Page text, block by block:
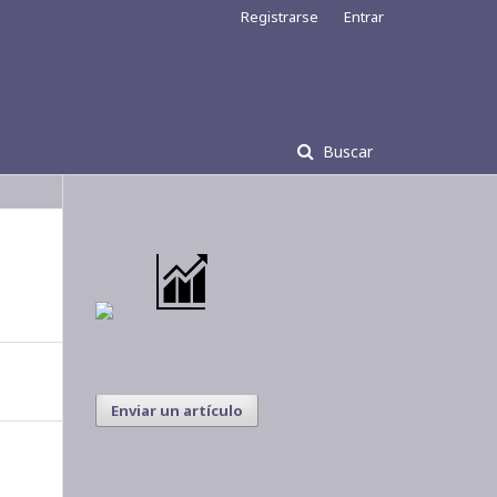
Buscar
Registrarse Entrar
Enviar un artículo